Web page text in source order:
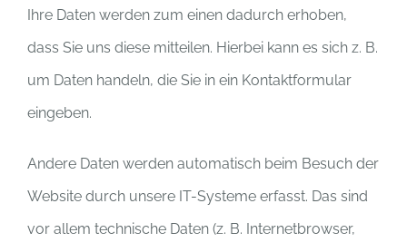
Ihre Daten werden zum einen dadurch erhoben,
dass Sie uns diese mitteilen. Hierbei kann es sich z. B.
um Daten handeln, die Sie in ein Kontaktformular
eingeben.
Andere Daten werden automatisch beim Besuch der
Website durch unsere IT-Systeme erfasst. Das sind
vor allem technische Daten (z. B. Internetbrowser,